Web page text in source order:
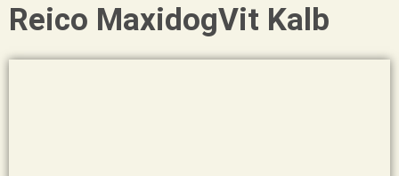
Reico MaxidogVit Kalb